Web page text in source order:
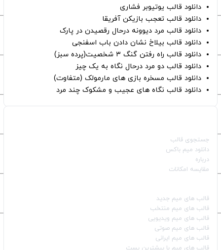
دانلود قالب یوتیوبر فشاری
دانلود قالب تعجب بازیکن آفریقا
دانلود قالب مرد دیوونه درحال رقصیدن در پارک
دانلود قالب بیلاخ نشان دادن باب اسفنجی
دانلود قالب راه رفتن گنگ ۳ شخصیت(پرده سبز)
دانلود قالب دو مرد درحال نگاه به یک چیز
دانلود قالب مسخره بازی های مارمولک (متفاوت)
دانلود قالب نگاه های عجیب و مشکوک چند مرد
جستجوی قالب
دانلود میم باکس
درباره
مقایسه امکانات
قالب‌ های میم جدید
قالب‌ های میم منتخب
قالب‌ های میم ویدیویی
قالب‌ های میم صوتی
قالب‌ های میم ایرانی
قالب‌ های میم با بیشترین پست